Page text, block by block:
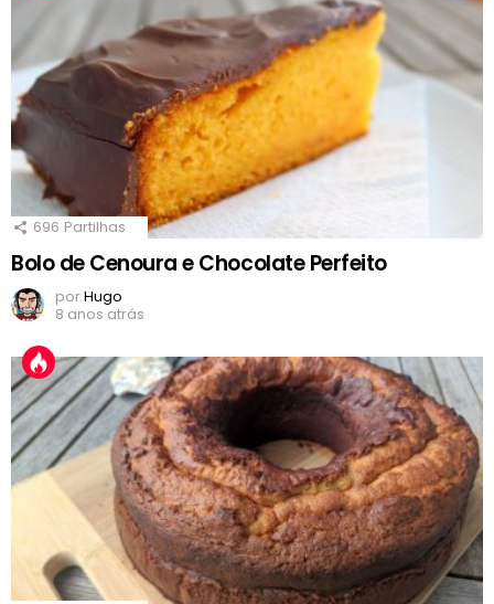
696 Partilhas
Bolo de Cenoura e Chocolate Perfeito
porHugo
8 anos atrás